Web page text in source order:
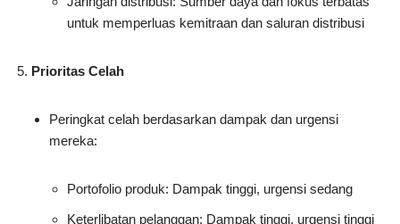
untuk memperluas kemitraan dan saluran distribusi
Prioritas Celah
Peringkat celah berdasarkan dampak dan urgensi
mereka:
Portofolio produk: Dampak tinggi, urgensi sedang
Keterlibatan pelanggan: Dampak tinggi, urgensi tinggi